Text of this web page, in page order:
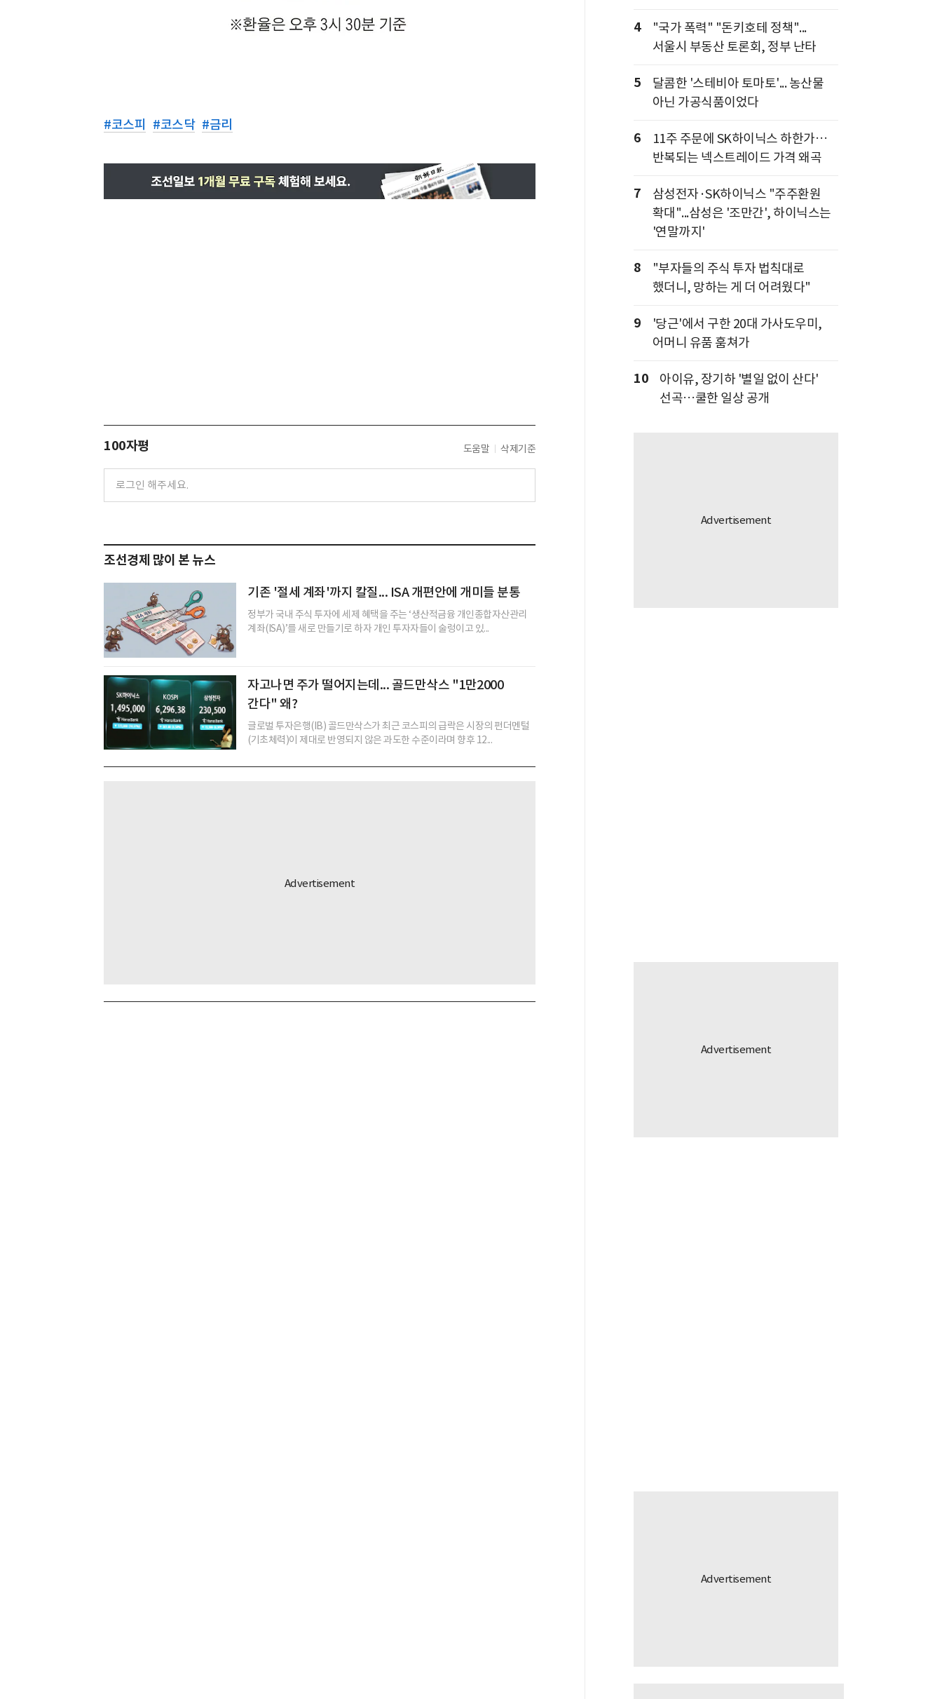
#코스피 #코스닥 #금리
100자평 도움말 삭제기준
조선경제 많이 본 뉴스
기존 '절세 계좌'까지 칼질... ISA 개편안에 개미들 분통
정부가 국내 주식 투자에 세제 혜택을 주는 ‘생산적금융 개인종합자산관리
계좌(ISA)’를 새로 만들기로 하자 개인 투자자들이 술렁이고 있...
자고나면 주가 떨어지는데... 골드만삭스 "1만2000
간다" 왜?
글로벌 투자은행(IB) 골드만삭스가 최근 코스피의 급락은 시장의 펀더멘털
(기초체력)이 제대로 반영되지 않은 과도한 수준이라며 향후 12...
4
"국가 폭력" "돈키호테 정책"...
서울시 부동산 토론회, 정부 난타
5
달콤한 '스테비아 토마토'... 농산물
아닌 가공식품이었다
6
11주 주문에 SK하이닉스 하한가…
반복되는 넥스트레이드 가격 왜곡
7
삼성전자·SK하이닉스 "주주환원
확대"...삼성은 '조만간', 하이닉스는
'연말까지'
8
"부자들의 주식 투자 법칙대로
했더니, 망하는 게 더 어려웠다"
9
'당근'에서 구한 20대 가사도우미,
어머니 유품 훔쳐가
10
아이유, 장기하 '별일 없이 산다'
선곡…쿨한 일상 공개